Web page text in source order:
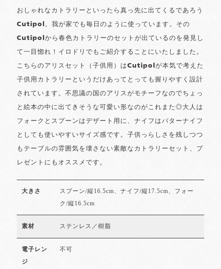
おしゃれなカトラリーといったら真っ先に出てくるであろう
Cutipol。我が家でも毎日のように使っています。その
Cutipolから春色カトラリーのセットが出ているのを発見し
て一目惚れ！イロドリでもご紹介することにいたしました。
こちらのアリスセット（子供用）はCutipolが本気で考えた
子供用カトラリーというだけあってとっても握りやすく設計
されています。不思議の国のアリスがモチーフなのでちょっ
と絵本の中に出てきそうな可愛い形なのがこれまた◎大人は
フォークとスプーンはデザート用に、ナイフはバターナイフ
としても使いやすいサイズ感です。子供っらしさを残しつつ
もテーブルの雰囲気を壊さない素敵なカトラリーセット、プ
レゼントにもオススメです。
大きさ スプーン/縦16.5cm、ナイフ/縦17.5cm、フォー
ク/縦16.5cm
素材 ステンレス／樹脂
電子レン
ジ
不可